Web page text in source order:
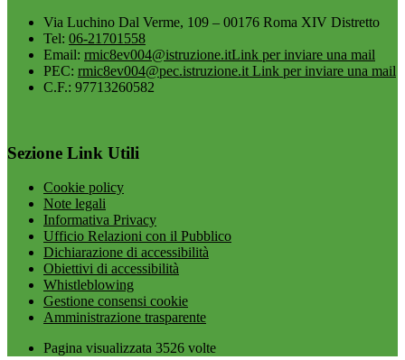
Via Luchino Dal Verme, 109 – 00176 Roma XIV Distretto
Tel: 06-21701558
Email: rmic8ev004@istruzione.itLink per inviare una mail
PEC: rmic8ev004@pec.istruzione.it Link per inviare una mail
C.F.: 97713260582
Sezione Link Utili
Cookie policy
Note legali
Informativa Privacy
Ufficio Relazioni con il Pubblico
Dichiarazione di accessibilità
Obiettivi di accessibilità
Whistleblowing
Gestione consensi cookie
Amministrazione trasparente
Pagina visualizzata 3526 volte